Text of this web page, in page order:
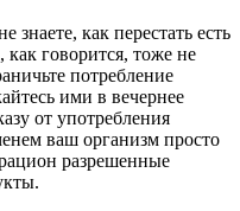
как перестать есть
как говорится, тоже не
потребление
ими в вечернее
от употребления
ваш организм просто
разрешенные